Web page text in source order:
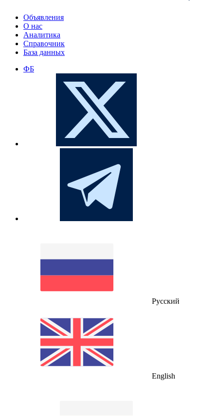
Объявления
О нас
Аналитика
Справочник
База данных
ФБ
Русский
English